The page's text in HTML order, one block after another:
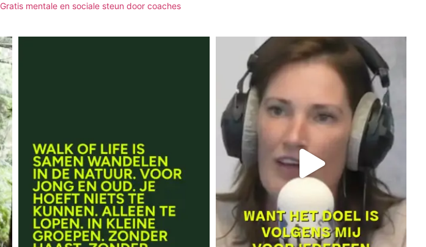
Gratis mentale en sociale steun door coaches